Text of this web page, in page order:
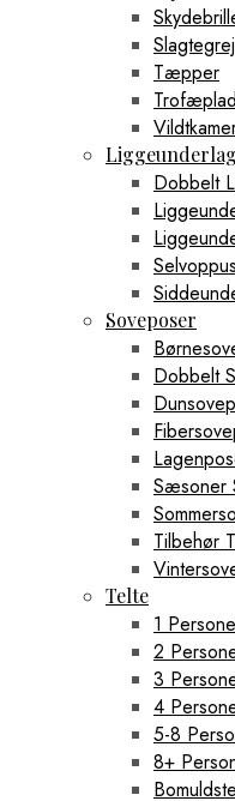
Slagtegrej
Tæpper
Liggeunderlag
Dobbelt
Soveposer
Dobbelt
Sæsoner
Tilbehør
Telte
1
2
3
4
5-8
8+